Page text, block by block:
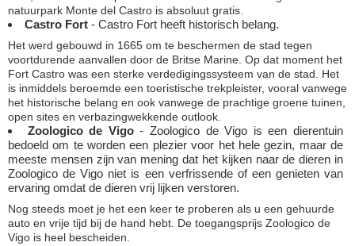
natuurpark Monte del Castro is absoluut gratis.
Castro Fort - Castro Fort heeft historisch belang.
Het werd gebouwd in 1665 om te beschermen de stad tegen
voortdurende aanvallen door de Britse Marine. Op dat moment het
Fort Castro was een sterke verdedigingssysteem van de stad. Het
is inmiddels beroemde een toeristische trekpleister, vooral vanwege
het historische belang en ook vanwege de prachtige groene tuinen,
open sites en verbazingwekkende outlook.
Zoologico de Vigo- Zoologico de Vigo is een dierentuin
bedoeld om te worden een plezier voor het hele gezin, maar de
meeste mensen zijn van mening dat het kijken naar de dieren in
Zoologico de Vigo niet is een verfrissende of een genieten van
ervaring omdat de dieren vrij lijken verstoren.
Nog steeds moet je het een keer te proberen als u een gehuurde
auto en vrije tijd bij de hand hebt. De toegangsprijs Zoologico de
Vigo is heel bescheiden.